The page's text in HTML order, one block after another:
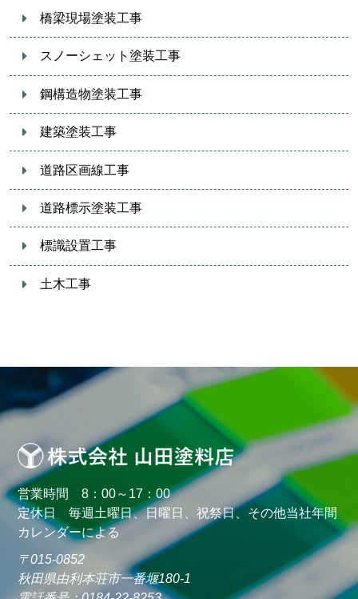
橋梁現場塗装工事
スノーシェット塗装工事
鋼構造物塗装工事
建築塗装工事
道路区画線工事
道路標示塗装工事
標識設置工事
土木工事
営業時間 8：00～17：00
定休日 毎週土曜日、日曜日、祝祭日、その他当社年間
カレンダーによる
〒015-0852
秋田県由利本荘市一番堰180-1